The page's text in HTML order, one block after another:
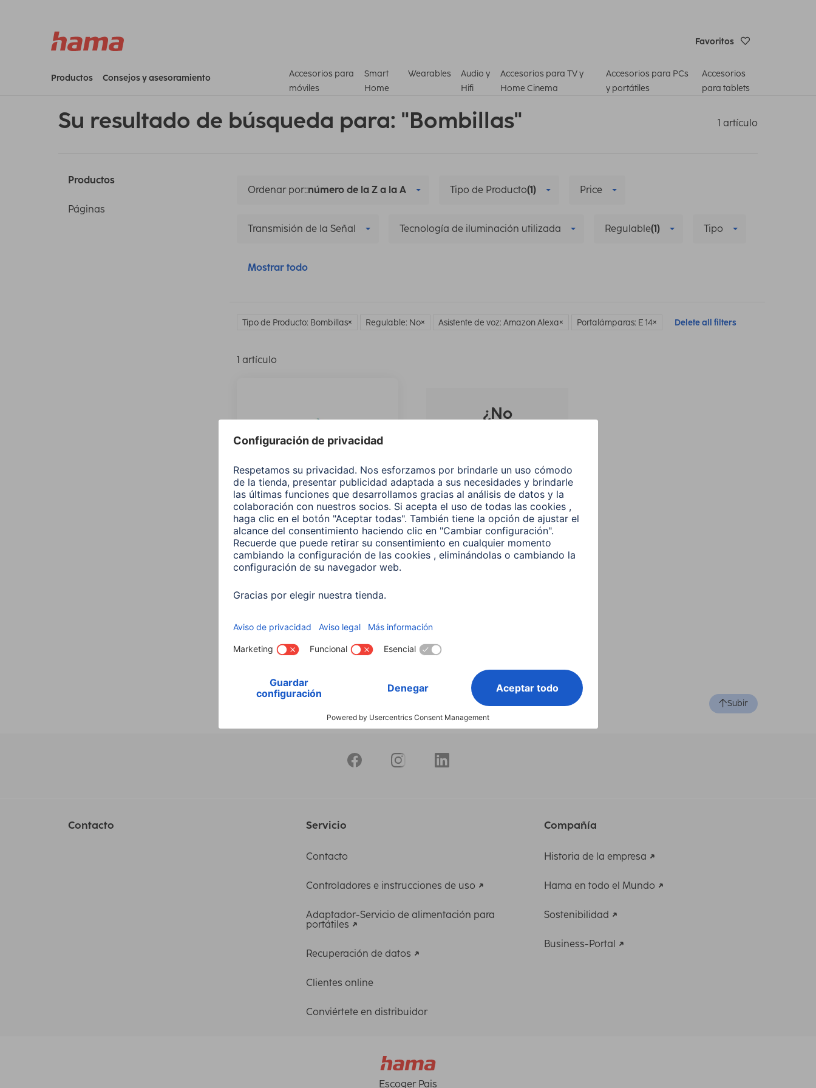
Favoritos
Productos Consejos y asesoramiento
Accesorios para
móviles
Smart
Home
Wearables
Audio y
Hifi
Accesorios para TV y
Home Cinema
Accesorios para PCs
y portátiles
Accesorios
para tablets
Su resultado de búsqueda para: "Bombillas" 1 artículo
Productos
Páginas
Ordenar por::número de la Z a la A Tipo de Producto(1) Price
Transmisión de la Señal Tecnología de iluminación utilizada Regulable(1) Tipo
Mostrar todo
Tipo de Producto: Bombillas Regulable: No Asistente de voz: Amazon Alexa Portalámparas: E 14 Delete all filters
1 artículo
Hama Lámpara LED WLAN
,E14, 5,5 W, RGBW, Regulable,
00176599
9,99 EUR
¿No
buscas?
Buscar entre todos
nuestros
productos
Subir
Contacto Servicio
Contacto
Controladores e instrucciones de uso
Adaptador-Servicio de alimentación para
portátiles
Recuperación de datos
Clientes online
Conviértete en distribuidor
Compañía
Historia de la empresa
Hama en todo el Mundo
Sostenibilidad
Business-Portal
Escoger Pais